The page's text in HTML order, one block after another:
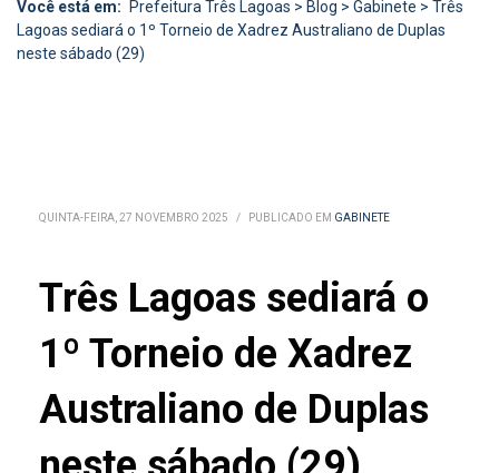
Você está em: Prefeitura Três Lagoas > Blog > Gabinete > Três
Lagoas sediará o 1º Torneio de Xadrez Australiano de Duplas
neste sábado (29)
QUINTA-FEIRA, 27 NOVEMBRO 2025 / PUBLICADO EM GABINETE
Três Lagoas sediará o
1º Torneio de Xadrez
Australiano de Duplas